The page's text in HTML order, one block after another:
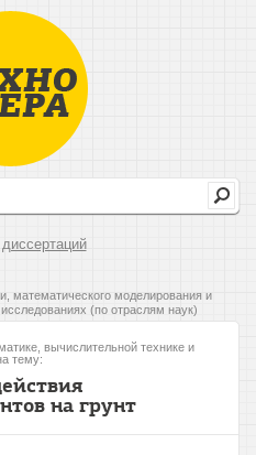
математического моделирования и
(по отраслям наук)
вычислительной технике и
тему:
на грунт